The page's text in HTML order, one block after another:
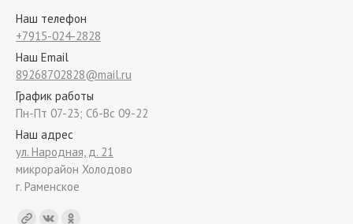
Наш телефон
+7915-024-2828
Наш Email
89268702828@mail.ru
График работы
Пн-Пт 07-23; Сб-Вс 09-22
Наш адрес
ул. Народная, д. 21
микрорайон Холодово
г. Раменское
Find us on: